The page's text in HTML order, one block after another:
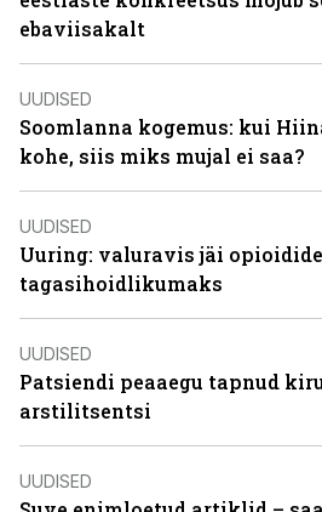
ebaviisakalt
UUDISED
Soomlanna kogemus: kui
kohe, siis miks mujal ei saa?
UUDISED
Uuring: valuravis jäi
tagasihoidlikumaks
UUDISED
Patsiendi peaaegu tapnud
arstilitsentsi
UUDISED